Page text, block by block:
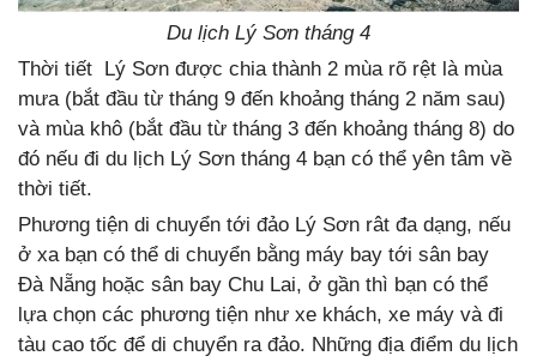
Du lịch Lý Sơn tháng 4
Thời tiết Lý Sơn được chia thành 2 mùa rõ rệt là mùa
mưa (bắt đầu từ tháng 9 đến khoảng tháng 2 năm sau)
và mùa khô (bắt đầu từ tháng 3 đến khoảng tháng 8) do
đó nếu đi du lịch Lý Sơn tháng 4 bạn có thể yên tâm về
thời tiết.
Phương tiện di chuyển tới đảo Lý Sơn rât đa dạng, nếu
ở xa bạn có thể di chuyển bằng máy bay tới sân bay
Đà Nẵng hoặc sân bay Chu Lai, ở gần thì bạn có thể
lựa chọn các phương tiện như xe khách, xe máy và đi
tàu cao tốc để di chuyển ra đảo. Những địa điểm du lịch